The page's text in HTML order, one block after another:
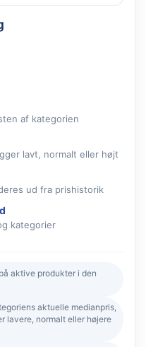
af kategorien
lavt, normalt eller højt
ud fra prishistorik
kategorier
aktive produkter i den
aktuelle medianpris,
lavere, normalt eller højere